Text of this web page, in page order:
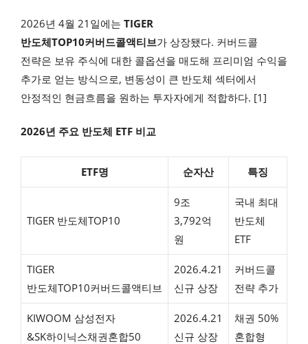
2026년 4월 21일에는 TIGER
반도체TOP10커버드콜액티브가 상장됐다. 커버드콜
전략은 보유 주식에 대한 콜옵션을 매도해 프리미엄 수익을
추가로 얻는 방식으로, 변동성이 큰 반도체 섹터에서
안정적인 현금흐름을 원하는 투자자에게 적합하다. [1]
2026년 주요 반도체 ETF 비교
ETF명 순자산 특징
TIGER 반도체TOP10
9조
3,792억
원
국내 최대
반도체
ETF
TIGER
반도체TOP10커버드콜액티브
2026.4.21
신규 상장
커버드콜
전략 추가
KIWOOM 삼성전자
&SK하이닉스채권혼합50
2026.4.21
신규 상장
채권 50%
혼합형